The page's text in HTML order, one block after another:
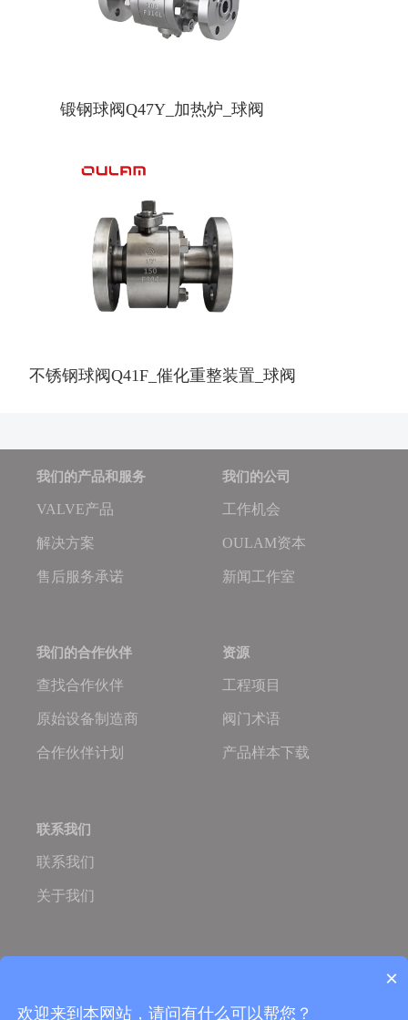
锻钢球阀Q47Y_加热炉_球阀
不锈钢球阀Q41F_催化重整装置_球阀
我们的产品和服务
VALVE产品
解决方案
售后服务承诺
我们的公司
工作机会
OULAM资本
新闻工作室
我们的合作伙伴
查找合作伙伴
原始设备制造商
合作伙伴计划
资源
工程项目
阀门术语
产品样本下载
联系我们
联系我们
关于我们
ISO国际质量体系认证
×
欢迎来到本网站，请问有什么可以帮您？